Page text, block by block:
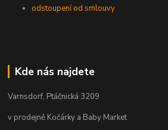
odstoupení od smlouvy
Kde nás najdete
Varnsdorf, Ptáčnická 3209
v prodejně Kočárky a Baby Market